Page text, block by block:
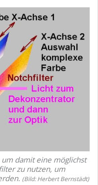
damit eine möglichst
zu nutzen, um
(Bild: Herbert Bernstädt)